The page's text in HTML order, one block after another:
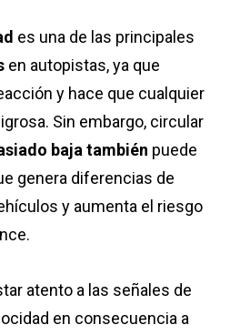
es una de las principales
en autopistas, ya que
y hace que cualquier
Sin embargo, circular
baja también puede
genera diferencias de
y aumenta el riesgo
atento a las señales de
en consecuencia a